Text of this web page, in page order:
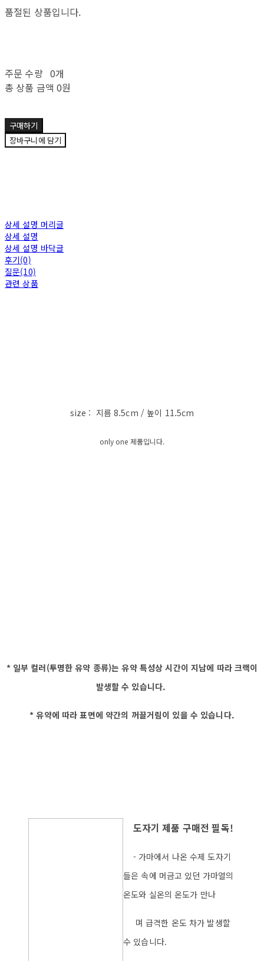
품절된 상품입니다.
주문 수량 0개
총 상품 금액 0원
구매하기
장바구니에 담기
상세 설명 머리글
상세 설명
상세 설명 바닥글
후기(0)
질문(10)
관련 상품
size : 지름 8.5cm / 높이 11.5cm
only one 제품입니다.
* 일부 컬러(투명한 유약 종류)는 유약 특성상 시간이 지남에 따라 크랙이
발생할 수 있습니다.
* 유약에 따라 표면에 약간의 꺼끌거림이 있을 수 있습니다.
도자기 제품 구매전 필독!
- 가마에서 나온 수제 도자기
들은 속에 머금고 있던 가마열의
온도와 실온의 온도가 만나
며 급격한 온도 차가 발생할
수 있습니다.